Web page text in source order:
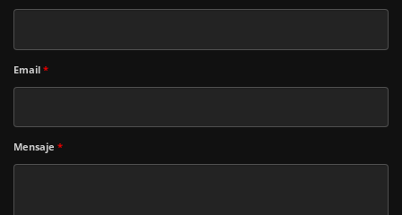
Email *
Mensaje *